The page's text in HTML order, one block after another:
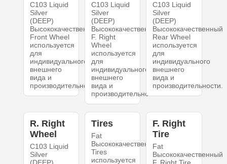
C103 Liquid
Silver
(DEEP)
Высококачественный
Front Wheel
используется
для
индивидуального
внешнего
вида и
производительности.
C103 Liquid
Silver
(DEEP)
Высококачественный
F. Right
Wheel
используется
для
индивидуального
внешнего
вида и
производительности.
C103 Liquid
Silver
(DEEP)
Высококачественный
Rear Wheel
используется
для
индивидуального
внешнего
вида и
производительности.
R. Right
Wheel
C103 Liquid
Silver
Tires
Fat
Высококачественный
Tires
используется
F. Right
Tire
Fat
Высококачественный